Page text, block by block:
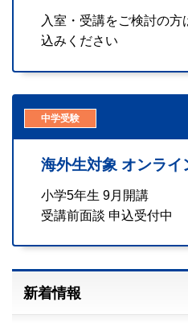
入室・受講をご検討の方
込みください
中学受験
海外生対象 オンライ
小学5年生 9月開講
受講前面談 申込受付中
新着情報